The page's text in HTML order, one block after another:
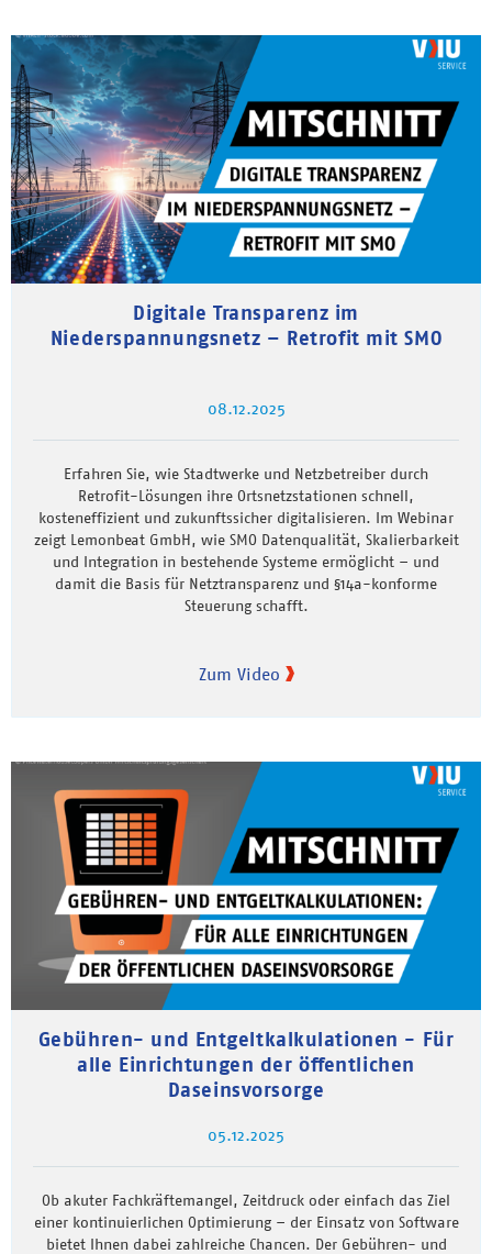
Digitale Transparenz im
Niederspannungsnetz – Retrofit mit SMO
08.12.2025
Erfahren Sie, wie Stadtwerke und Netzbetreiber durch
Retrofit-Lösungen ihre Ortsnetzstationen schnell,
kosteneffizient und zukunftssicher digitalisieren. Im Webinar
zeigt Lemonbeat GmbH, wie SMO Datenqualität, Skalierbarkeit
und Integration in bestehende Systeme ermöglicht – und
damit die Basis für Netztransparenz und §14a-konforme
Steuerung schafft.
Zum Video
Gebühren- und Entgeltkalkulationen - Für
alle Einrichtungen der öffentlichen
Daseinsvorsorge
05.12.2025
Ob akuter Fachkräftemangel, Zeitdruck oder einfach das Ziel
einer kontinuierlichen Optimierung – der Einsatz von Software
bietet Ihnen dabei zahlreiche Chancen. Der Gebühren- und